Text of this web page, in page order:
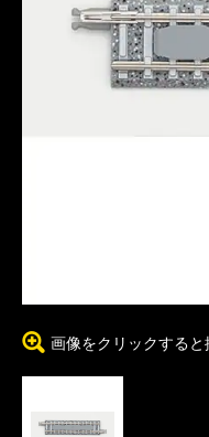
画像をクリックすると